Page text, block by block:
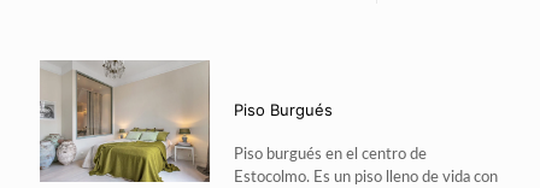
Piso Burgués
Piso burgués en el centro de
Estocolmo. Es un piso lleno de vida con